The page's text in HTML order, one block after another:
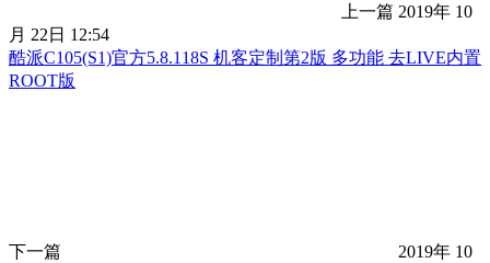
上一篇 2019年 10
月 22日 12:54
酷派C105(S1)官方5.8.118S 机客定制第2版 多功能 去LIVE内置
ROOT版
下一篇
2019年 10